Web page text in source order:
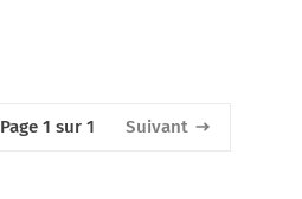
Page 1 sur 1 Suivant